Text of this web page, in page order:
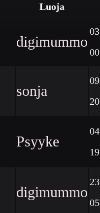
Luoja
digimummo
sonja
Psyyke
digimummo